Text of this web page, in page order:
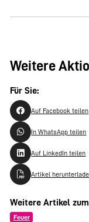
Weitere
Für Sie:
Auf Facebook teilen
In WhatsApp teilen
Auf LinkedIn teilen
Artikel
Weitere Artikel zum
Feuer